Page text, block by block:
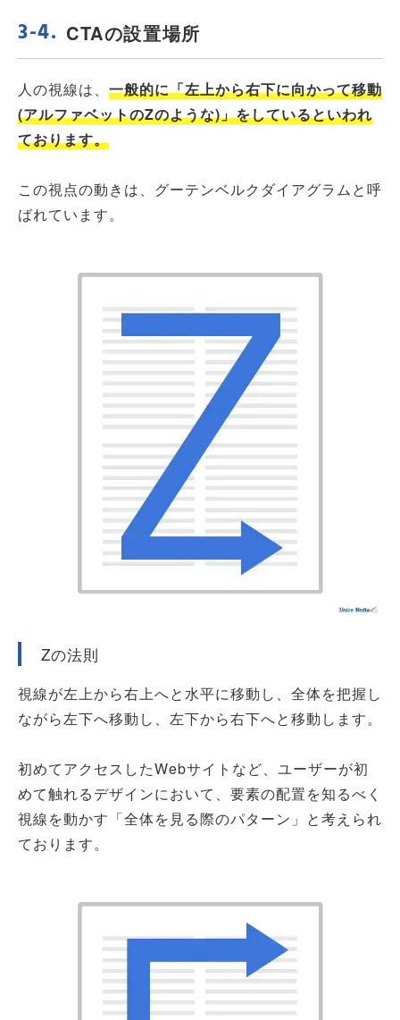
CTAの設置場所
人の視線は、 一般的に「左上から右下に向かって移動
(アルファベットのZのような)」をしているといわれ
ております。
この視点の動きは、グーテンベルクダイアグラムと呼
ばれています。
Zの法則
視線が左上から右上へと水平に移動し、全体を把握し
ながら左下へ移動し、左下から右下へと移動します。
初めてアクセスしたWebサイトなど、ユーザーが初
めて触れるデザインにおいて、要素の配置を知るべく
視線を動かす「全体を見る際のパターン」と考えられ
ております。